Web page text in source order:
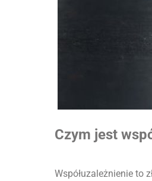
Czym jest
Współuzależnienie to